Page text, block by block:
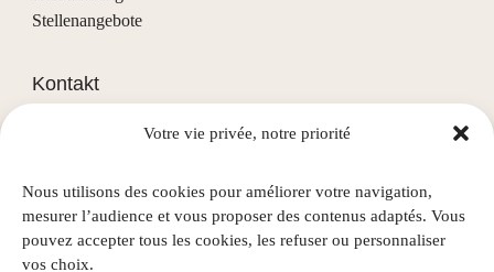
Votre vie privée, notre priorité
Nous utilisons des cookies pour améliorer votre navigation,
mesurer l’audience et vous proposer des contenus adaptés. Vous
pouvez accepter tous les cookies, les refuser ou personnaliser
vos choix.
Stellenangebote
Kontakt
L-3911 Mondercange